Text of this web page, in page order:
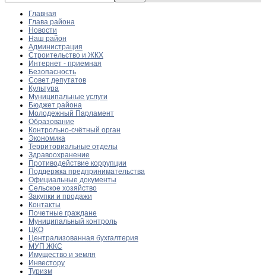
Главная
Глава района
Новости
Наш район
Администрация
Строительство и ЖКХ
Интернет - приемная
Безопасность
Совет депутатов
Культура
Муниципальные услуги
Бюджет района
Молодежный Парламент
Образование
Контрольно-счётный орган
Экономика
Территориальные отделы
Здравоохранение
Противодействие коррупции
Поддержка предпринимательства
Официальные документы
Сельское хозяйство
Закупки и продажи
Контакты
Почетные граждане
Муниципальный контроль
ЦКО
Централизованная бухгалтерия
МУП ЖКС
Имущество и земля
Инвестору
Туризм